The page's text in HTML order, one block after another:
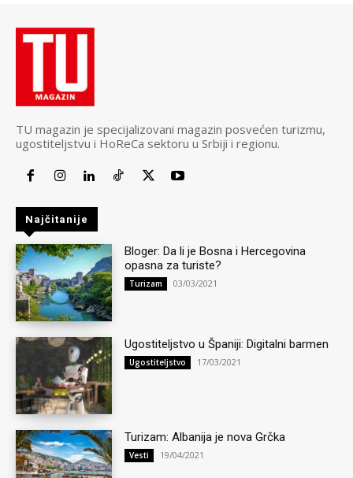
TU magazin je specijalizovani magazin posvećen turizmu,
ugostiteljstvu i HoReCa sektoru u Srbiji i regionu.
Najčitanije
Bloger: Da li je Bosna i Hercegovina
opasna za turiste?
Turizam 03/03/2021
Ugostiteljstvo u Španiji: Digitalni barmen
Ugostiteljstvo 17/03/2021
Turizam: Albanija je nova Grčka
Vesti 19/04/2021